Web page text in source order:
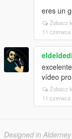
eres un
Zobacz
11 czerwca
vídeo
Zobacz
11 czerwca
Designed in Alderney